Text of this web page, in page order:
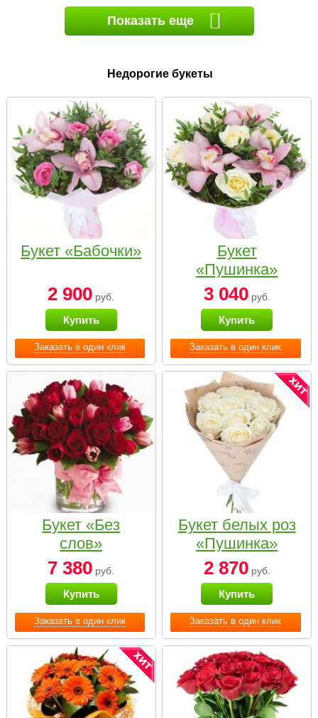
Показать еще
Недорогие букеты
Заказать в один клик
Букет «Бабочки»
2 900 руб.
Купить
Заказать в один клик
Букет
«Пушинка»
3 040руб.
Купить
Заказать в один клик
Букет «Без
слов»
7 380 руб.
Купить
Заказать в один клик
Букет белых роз
«Пушинка»
2 870руб.
Купить